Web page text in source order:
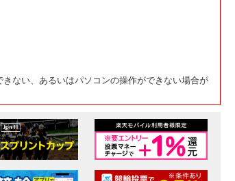
ない、あるいはパソコンの操作ができない場合が